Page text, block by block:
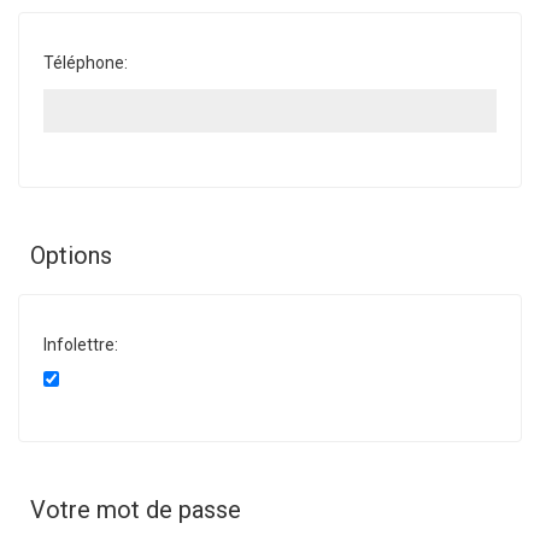
Téléphone:
Options
Infolettre:
Votre mot de passe